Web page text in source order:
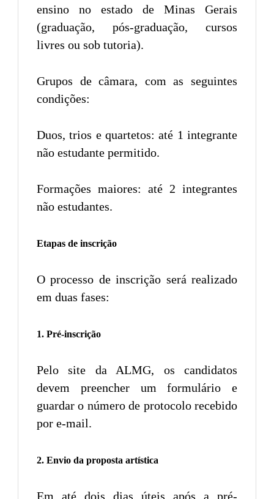
ensino no estado de Minas Gerais
(graduação, pós-graduação, cursos
livres ou sob tutoria).
Grupos de câmara, com as seguintes
condições:
Duos, trios e quartetos: até 1 integrante
não estudante permitido.
Formações maiores: até 2 integrantes
não estudantes.
Etapas de inscrição
O processo de inscrição será realizado
em duas fases:
1. Pré-inscrição
Pelo site da ALMG, os candidatos
devem preencher um formulário e
guardar o número de protocolo recebido
por e-mail.
2. Envio da proposta artística
Em até dois dias úteis após a pré-